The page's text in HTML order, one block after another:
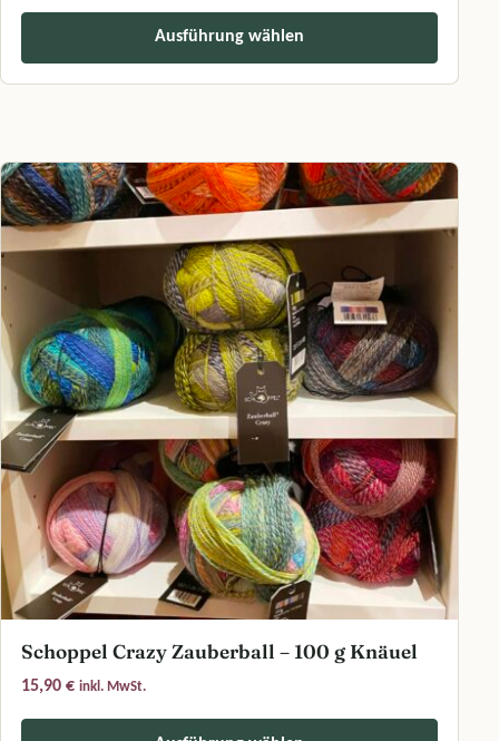
Ausführung wählen
Schoppel Crazy Zauberball – 100 g Knäuel
15,90 € inkl. MwSt.